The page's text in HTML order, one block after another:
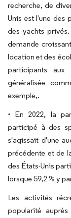
recherche, de
Unis est l'une des
des yachts
demande
location et des
participants
généralisée
exemple,.
• En 2022, la
participé à des
s'agissait d'une
précédente et de
des États-Unis
lorsque 59,2 % y
Les activités
popularité